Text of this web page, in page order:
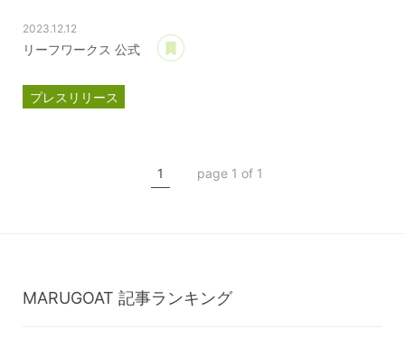
2023.12.12
リーフワークス 公式
プレスリリース
1 page 1 of 1
MARUGOAT 記事ランキング